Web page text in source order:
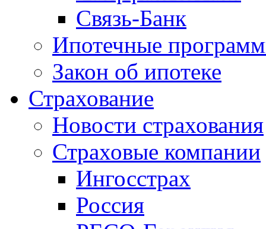
Связь-Банк
Ипотечные
Закон об ипотеке
Страхование
Новости страхования
Страховые компании
Ингосстрах
Россия